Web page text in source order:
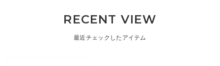
RECENT VIEW
最近チェックしたアイテム